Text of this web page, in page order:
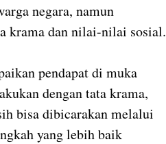
negara, namun
krama dan nilai-nilai sosial.
pendapat di muka
dengan tata krama,
bisa dibicarakan melalui
yang lebih baik